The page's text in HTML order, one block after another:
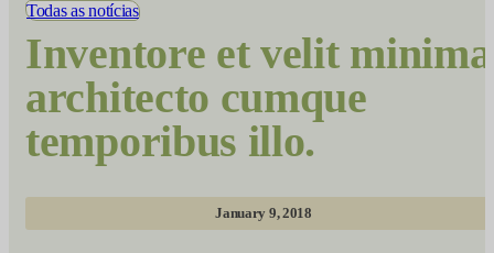
Todas as notícias
Inventore et velit minima
architecto cumque
temporibus illo.
January 9, 2018